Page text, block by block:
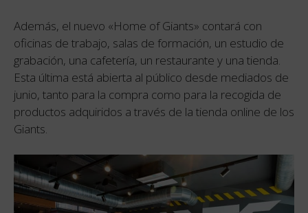
Además, el nuevo «Home of Giants» contará con
oficinas de trabajo, salas de formación, un estudio de
grabación, una cafetería, un restaurante y una tienda.
Esta última está abierta al público desde mediados de
junio, tanto para la compra como para la recogida de
productos adquiridos a través de la tienda online de los
Giants.